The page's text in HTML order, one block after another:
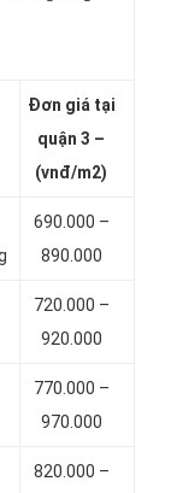
Đơn giá tại
quận 3 –
(vnđ/m2)
690.000 –
890.000
720.000 –
920.000
770.000 –
970.000
820.000 –